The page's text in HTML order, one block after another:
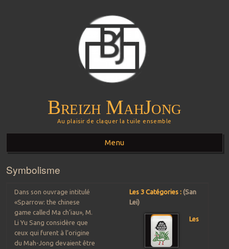
Breizh MahJong
Au plaisir de claquer la tuile ensemble
Menu
Aller au contenu principal
Symbolisme
Dans son ouvrage intitulé
«Sparrow: the chinese
game called Ma ch’iau», M.
Li Yu Sang considère que
ceux qui furent à l’origine
du Mah-Jong devaient être
Les 3 Catégories : (San
Lei)
Les